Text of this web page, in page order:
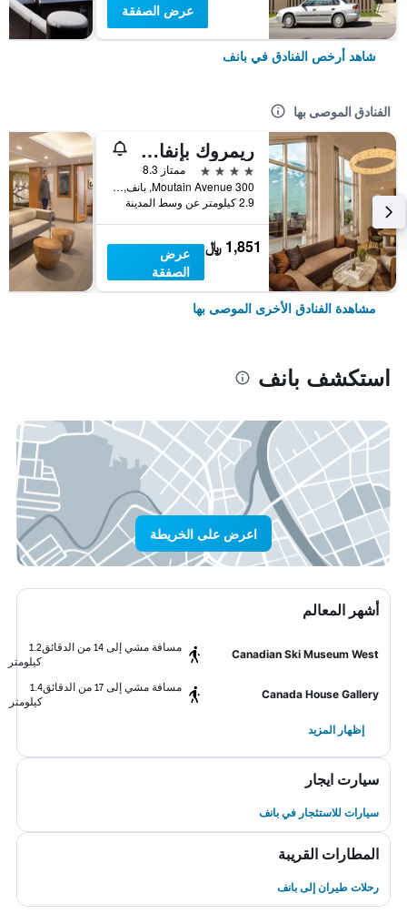
عرض الصفقة
شاهد أرخص الفنادق في بانف
الفنادق الموصى بها
ريمروك بإنفاف، إمبليمز كوليكشن
4 نجوم
ممتاز 8.3
300 Moutain Avenue, بانف, AB, كندا
2.9 كيلومتر عن وسط المدينة
1,851 ﷼
عرض
الصفقة
مشاهدة الفنادق الأخرى الموصى بها
استكشف بانف
اعرض على الخريطة
أشهر المعالم
Canadian Ski Museum West
مسافة مشي إلى 14 من الدقائق
1.2
كيلومتر
Canada House Gallery
مسافة مشي إلى 17 من الدقائق
1.4
كيلومتر
إظهار المزيد
سيارت ايجار
سيارات للاستئجار في بانف
المطارات القريبة
رحلات طيران إلى بانف